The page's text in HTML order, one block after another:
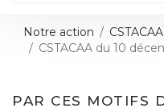
Notre action
CSTACAA
CSTACAA du 10
PAR CES MOTIFS